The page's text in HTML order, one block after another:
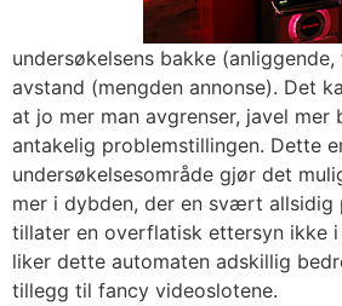
undersøkelsens bakke
avstand (mengden annonse). Det
at jo mer man avgrenser, javel mer
antakelig problemstillingen. Dette
undersøkelsesområde gjør det
mer i dybden, der en svært allsidig
tillater en overflatisk ettersyn ikke
liker dette automaten adskillig
tillegg til fancy videoslotene.